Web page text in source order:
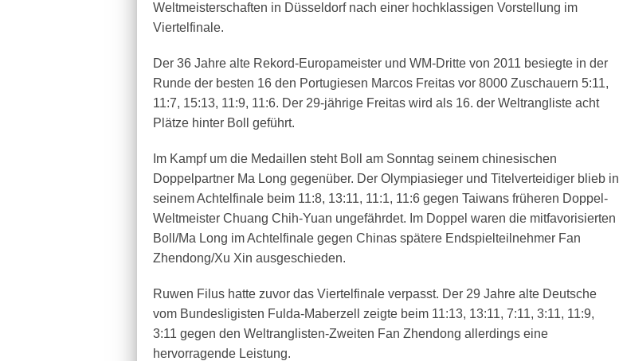
Weltmeisterschaften in Düsseldorf nach einer hochklassigen Vorstellung im
Viertelfinale.
Der 36 Jahre alte Rekord-Europameister und WM-Dritte von 2011 besiegte in der
Runde der besten 16 den Portugiesen Marcos Freitas vor 8000 Zuschauern 5:11,
11:7, 15:13, 11:9, 11:6. Der 29-jährige Freitas wird als 16. der Weltrangliste acht
Plätze hinter Boll geführt.
Im Kampf um die Medaillen steht Boll am Sonntag seinem chinesischen
Doppelpartner Ma Long gegenüber. Der Olympiasieger und Titelverteidiger blieb in
seinem Achtelfinale beim 11:8, 13:11, 11:1, 11:6 gegen Taiwans früheren Doppel-
Weltmeister Chuang Chih-Yuan ungefährdet. Im Doppel waren die mitfavorisierten
Boll/Ma Long im Achtelfinale gegen Chinas spätere Endspielteilnehmer Fan
Zhendong/Xu Xin ausgeschieden.
Ruwen Filus hatte zuvor das Viertelfinale verpasst. Der 29 Jahre alte Deutsche
vom Bundesligisten Fulda-Maberzell zeigte beim 11:13, 13:11, 7:11, 3:11, 11:9,
3:11 gegen den Weltranglisten-Zweiten Fan Zhendong allerdings eine
hervorragende Leistung.